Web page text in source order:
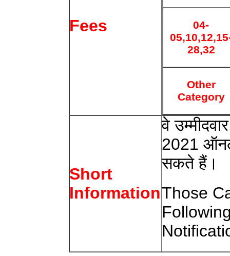
Fees
04-
28,32
Other
Category
Short
Information
वे
2021
सकते हैं।
Those